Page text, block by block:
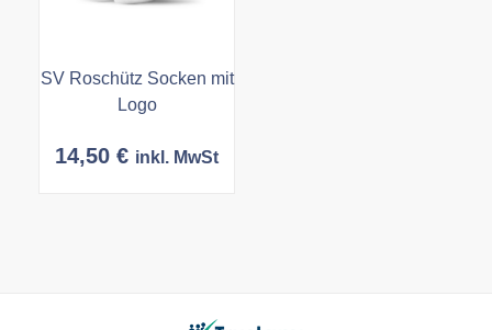
SV Roschütz Socken mit
Logo
14,50 € inkl. MwSt